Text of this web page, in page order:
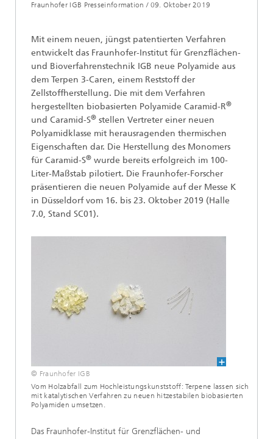
Fraunhofer IGB Presseinformation / 09. Oktober 2019
Mit einem neuen, jüngst patentierten Verfahren
entwickelt das Fraunhofer-Institut für Grenzflächen-
und Bioverfahrenstechnik IGB neue Polyamide aus
dem Terpen 3-Caren, einem Reststoff der
Zellstoffherstellung. Die mit dem Verfahren
hergestellten biobasierten Polyamide Caramid-R®
und Caramid-S® stellen Vertreter einer neuen
Polyamidklasse mit herausragenden thermischen
Eigenschaften dar. Die Herstellung des Monomers
für Caramid-S® wurde bereits erfolgreich im 100-
Liter-Maßstab pilotiert. Die Fraunhofer-Forscher
präsentieren die neuen Polyamide auf der Messe K
in Düsseldorf vom 16. bis 23. Oktober 2019 (Halle
7.0, Stand SC01).
© Fraunhofer IGB
Vom Holzabfall zum Hochleistungskunststoff: Terpene lassen sich
mit katalytischen Verfahren zu neuen hitzestabilen biobasierten
Polyamiden umsetzen.
Das Fraunhofer-Institut für Grenzflächen- und